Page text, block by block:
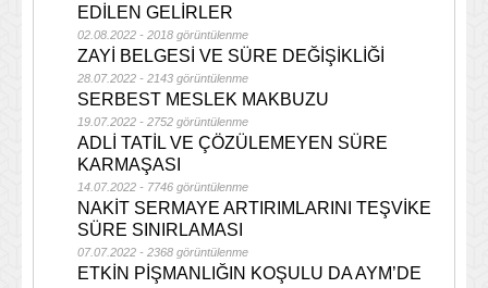
EDİLEN GELİRLER
02.08.2022 - 2018 görüntülenme
ZAYİ BELGESİ VE SÜRE DEĞİŞİKLİĞİ
28.07.2022 - 2143 görüntülenme
SERBEST MESLEK MAKBUZU
19.07.2022 - 2752 görüntülenme
ADLİ TATİL VE ÇÖZÜLEMEYEN SÜRE
KARMAŞASI
14.07.2022 - 7746 görüntülenme
NAKİT SERMAYE ARTIRIMLARINI TEŞVİKE
SÜRE SINIRLAMASI
07.07.2022 - 2368 görüntülenme
ETKİN PİŞMANLIĞIN KOŞULU DA AYM’DE